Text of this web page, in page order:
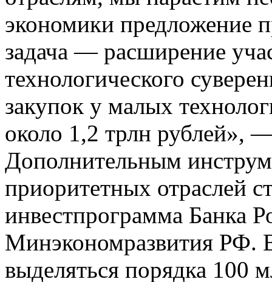
экономики предложение
задача — расширение
технологического
закупок у малых
около 1,2 трлн рублей»,
Дополнительным
приоритетных отраслей
инвестпрограмма Банка
Минэкономразвития РФ.
выделяться порядка 100